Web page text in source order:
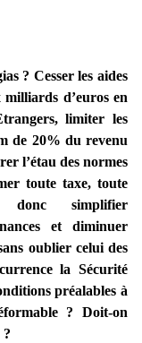
? Cesser les aides
d’euros en
limiter les
de 20% du revenu
l’étau des normes
toute taxe, toute
donc simplifier
et diminuer
oublier celui des
la Sécurité
préalables à
? Doit-on
?